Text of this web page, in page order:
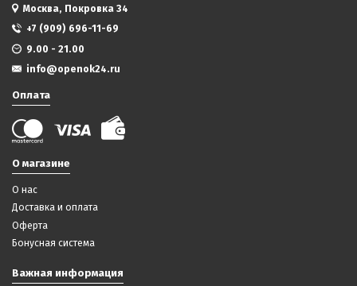
Москва, Покровка 34
+7 (909) 696-11-69
9.00 - 21.00
info@openok24.ru
Оплата
О магазине
О нас
Доставка и оплата
Оферта
Бонусная система
Важная информация